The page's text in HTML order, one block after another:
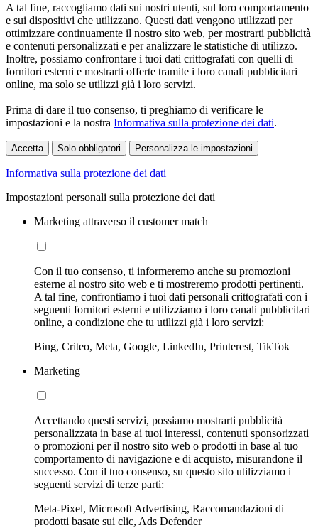
A tal fine, raccogliamo dati sui nostri utenti, sul loro comportamento
e sui dispositivi che utilizzano. Questi dati vengono utilizzati per
ottimizzare continuamente il nostro sito web, per mostrarti pubblicità
e contenuti personalizzati e per analizzare le statistiche di utilizzo.
Inoltre, possiamo confrontare i tuoi dati crittografati con quelli di
fornitori esterni e mostrarti offerte tramite i loro canali pubblicitari
online, ma solo se utilizzi già i loro servizi.
Prima di dare il tuo consenso, ti preghiamo di verificare le
impostazioni e la nostra Informativa sulla protezione dei dati.
Accetta Solo obbligatori Personalizza le impostazioni
Informativa sulla protezione dei dati
Impostazioni personali sulla protezione dei dati
Marketing attraverso il customer match
Con il tuo consenso, ti informeremo anche su promozioni
esterne al nostro sito web e ti mostreremo prodotti pertinenti.
A tal fine, confrontiamo i tuoi dati personali crittografati con i
seguenti fornitori esterni e utilizziamo i loro canali pubblicitari
online, a condizione che tu utilizzi già i loro servizi:
Bing, Criteo, Meta, Google, LinkedIn, Printerest, TikTok
Marketing
Accettando questi servizi, possiamo mostrarti pubblicità
personalizzata in base ai tuoi interessi, contenuti sponsorizzati
o promozioni per il nostro sito web o prodotti in base al tuo
comportamento di navigazione e di acquisto, misurandone il
successo. Con il tuo consenso, su questo sito utilizziamo i
seguenti servizi di terze parti:
Meta-Pixel, Microsoft Advertising, Raccomandazioni di
prodotti basate sui clic, Ads Defender